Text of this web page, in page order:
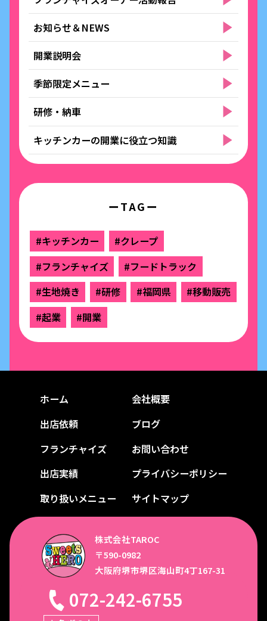
お知らせ＆NEWS
開業説明会
季節限定メニュー
研修・納車
キッチンカーの開業に役立つ知識
ーTAGー
#キッチンカー
#クレープ
#フランチャイズ
#フードトラック
#生地焼き
#研修 #福岡県
#移動販売
#起業
#開業
ホーム
出店依頼
フランチャイズ
出店実績
取り扱いメニュー
会社概要
ブログ
お問い合わせ
プライバシーポリシー
サイトマップ
株式会社TAROC
〒590-0982
大阪府堺市堺区海山町4丁167-31
072-242-6755